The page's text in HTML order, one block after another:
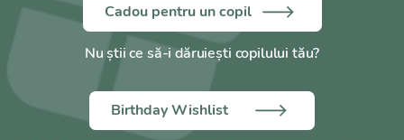
Cadou pentru un copil
Nu știi ce să-i dăruiești copilului tău?
Birthday Wishlist